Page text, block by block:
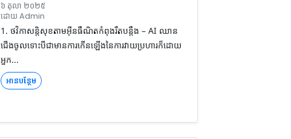
៦ តុលា ២០២៥
ដោយ Admin
1. ថវិកាសន្តិសុខតាមអ៊ីនធឺណិតកំពុងរឹតបន្តឹង – AI ឈាន
ជើងចូលទោះបីជាមានការកើនឡើងនៃការវាយប្រហារក៏ដោយ
អ្នក...
អានបន្ថែម